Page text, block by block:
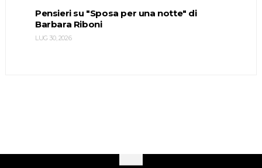
Pensieri su "Sposa per una notte" di
Barbara Riboni
LUG 30, 2026